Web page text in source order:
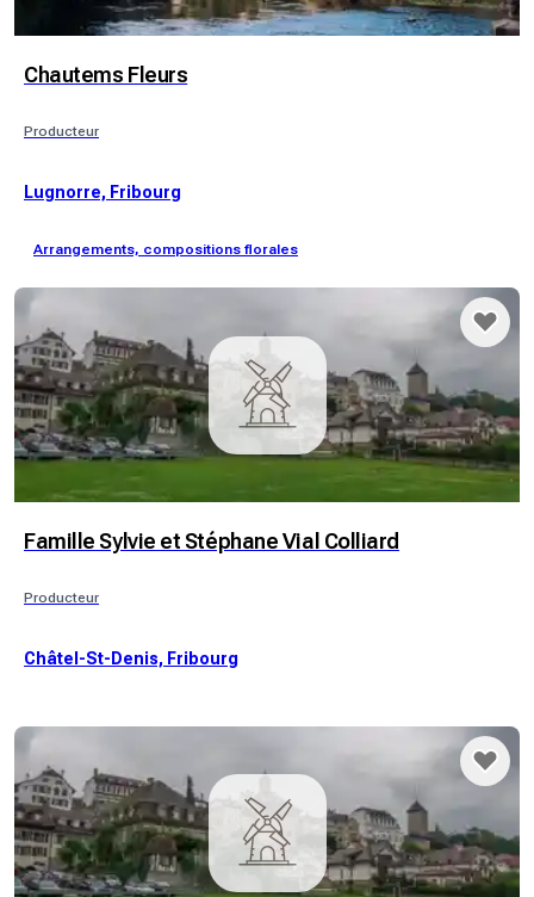
Chautems Fleurs
Producteur
Lugnorre, Fribourg
Arrangements, compositions florales
Famille Sylvie et Stéphane Vial Colliard
Producteur
Châtel-St-Denis, Fribourg